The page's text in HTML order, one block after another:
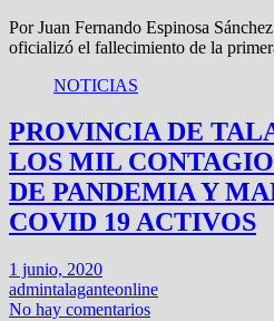
Por Juan Fernando Espinosa
oficializó el fallecimiento de la
NOTICIAS
PROVINCIA DE
LOS MIL
DE PANDEMIA Y
COVID 19 ACTIVOS
1 junio, 2020
admintalaganteonline
No hay comentarios